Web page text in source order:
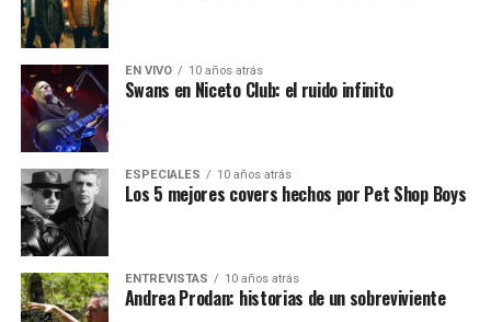
EN VIVO 10 años atrás
Swans en Niceto Club: el ruido infinito
ESPECIALES 10 años atrás
Los 5 mejores covers hechos por Pet Shop Boys
ENTREVISTAS 10 años atrás
Andrea Prodan: historias de un sobreviviente